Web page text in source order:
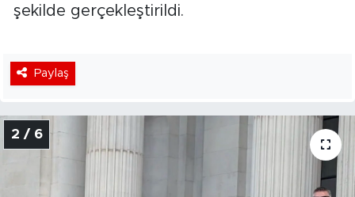
şekilde gerçekleştirildi.
Paylaş
2 / 6